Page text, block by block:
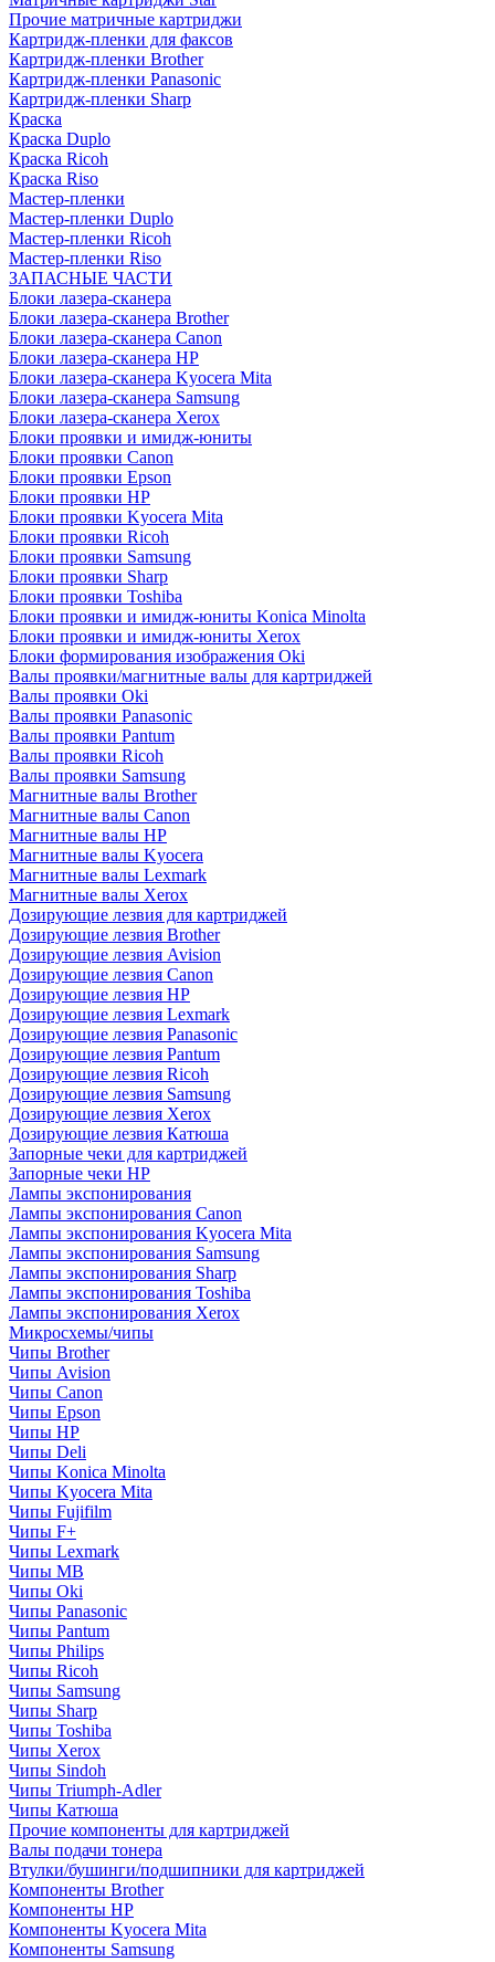
Прочие матричные картриджи
Картридж-пленки для факсов
Картридж-пленки Brother
Картридж-пленки Panasonic
Картридж-пленки Sharp
Краска
Краска Duplo
Краска Ricoh
Краска Riso
Мастер-пленки
Мастер-пленки Duplo
Мастер-пленки Ricoh
Мастер-пленки Riso
ЗАПАСНЫЕ ЧАСТИ
Блоки лазера-сканера
Блоки лазера-сканера Brother
Блоки лазера-сканера Canon
Блоки лазера-сканера HP
Блоки лазера-сканера Kyocera Mita
Блоки лазера-сканера Samsung
Блоки лазера-сканера Xerox
Блоки проявки и имидж-юниты
Блоки проявки Canon
Блоки проявки Epson
Блоки проявки HP
Блоки проявки Kyocera Mita
Блоки проявки Ricoh
Блоки проявки Samsung
Блоки проявки Sharp
Блоки проявки Toshiba
Блоки проявки и имидж-юниты Konica Minolta
Блоки проявки и имидж-юниты Xerox
Блоки формирования изображения Oki
Валы проявки/магнитные валы для картриджей
Валы проявки Oki
Валы проявки Panasonic
Валы проявки Pantum
Валы проявки Ricoh
Валы проявки Samsung
Магнитные валы Brother
Магнитные валы Canon
Магнитные валы HP
Магнитные валы Kyocera
Магнитные валы Lexmark
Магнитные валы Xerox
Дозирующие лезвия для картриджей
Дозирующие лезвия Brother
Дозирующие лезвия Avision
Дозирующие лезвия Canon
Дозирующие лезвия HP
Дозирующие лезвия Lexmark
Дозирующие лезвия Panasonic
Дозирующие лезвия Pantum
Дозирующие лезвия Ricoh
Дозирующие лезвия Samsung
Дозирующие лезвия Xerox
Дозирующие лезвия Катюша
Запорные чеки для картриджей
Запорные чеки HP
Лампы экспонирования
Лампы экспонирования Canon
Лампы экспонирования Kyocera Mita
Лампы экспонирования Samsung
Лампы экспонирования Sharp
Лампы экспонирования Toshiba
Лампы экспонирования Xerox
Микросхемы/чипы
Чипы Brother
Чипы Avision
Чипы Canon
Чипы Epson
Чипы HP
Чипы Deli
Чипы Konica Minolta
Чипы Kyocera Mita
Чипы Fujifilm
Чипы F+
Чипы Lexmark
Чипы MB
Чипы Oki
Чипы Panasonic
Чипы Pantum
Чипы Philips
Чипы Ricoh
Чипы Samsung
Чипы Sharp
Чипы Toshiba
Чипы Xerox
Чипы Sindoh
Чипы Triumph-Adler
Чипы Катюша
Прочие компоненты для картриджей
Валы подачи тонера
Втулки/бушинги/подшипники для картриджей
Компоненты Brother
Компоненты HP
Компоненты Kyocera Mita
Компоненты Samsung